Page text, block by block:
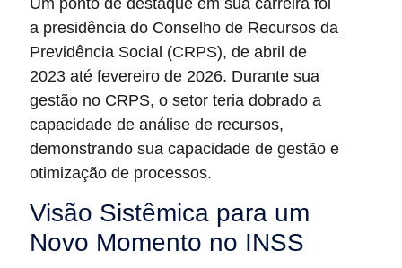
a presidência do Conselho de Recursos da
Previdência Social (CRPS), de abril de
2023 até fevereiro de 2026. Durante sua
gestão no CRPS, o setor teria dobrado a
capacidade de análise de recursos,
demonstrando sua capacidade de gestão e
otimização de processos.
Visão Sistêmica para um
Novo Momento no INSS